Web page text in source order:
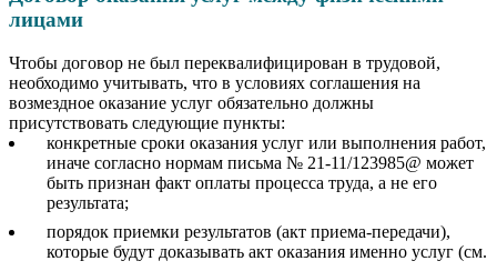
лицами
Чтобы договор не был переквалифицирован в трудовой,
необходимо учитывать, что в условиях соглашения на
возмездное оказание услуг обязательно должны
присутствовать следующие пункты:
конкретные сроки оказания услуг или выполнения работ,
иначе согласно нормам письма № 21-11/123985@ может
быть признан факт оплаты процесса труда, а не его
результата;
порядок приемки результатов (акт приема-передачи),
которые будут доказывать акт оказания именно услуг (см.